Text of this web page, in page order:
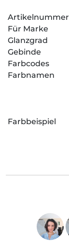
Artikelnummer
Für Marke
Glanzgrad
Gebinde
Farbcodes
Farbnamen
Farbbeispiel